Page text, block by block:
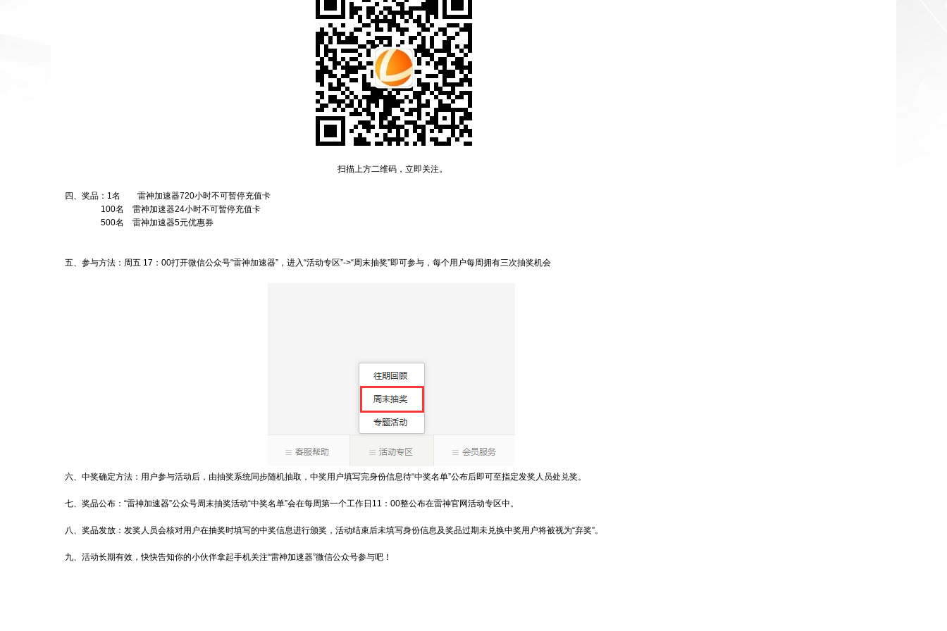
扫描上方二维码，立即关注。
四、奖品：1名 雷神加速器720小时不可暂停充值卡
100名 雷神加速器24小时不可暂停充值卡
500名 雷神加速器5元优惠券
五、参与方法：周五 17：00打开微信公众号“雷神加速器”，进入“活动专区”->“周末抽奖”即可参与，每个用户每周拥有三次抽奖机会
六、中奖确定方法：用户参与活动后，由抽奖系统同步随机抽取，中奖用户填写完身份信息待“中奖名单”公布后即可至指定发奖人员处兑奖。
七、奖品公布：“雷神加速器”公众号周末抽奖活动“中奖名单”会在每周第一个工作日11：00整公布在雷神官网活动专区中。
八、奖品发放：发奖人员会核对用户在抽奖时填写的中奖信息进行颁奖，活动结束后未填写身份信息及奖品过期未兑换中奖用户将被视为“弃奖”。
九、活动长期有效，快快告知你的小伙伴拿起手机关注“雷神加速器”微信公众号参与吧！